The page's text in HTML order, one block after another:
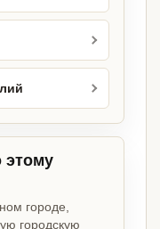
этому
городе,
городскую